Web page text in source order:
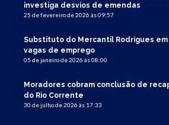
investiga desvios de emendas
25 de fevereiro de 2026 às 09:57
Substituto do Mercantil Rodrigues em
vagas de emprego
05 de janeiro de 2026 às 08:00
Moradores cobram conclusão de
do Rio Corrente
30 de julho de 2026 às 17:33